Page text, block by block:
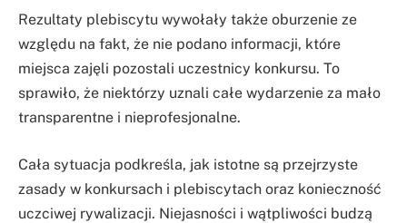
Rezultaty plebiscytu wywołały także oburzenie ze
względu na fakt, że nie podano informacji, które
miejsca zajęli pozostali uczestnicy konkursu. To
sprawiło, że niektórzy uznali całe wydarzenie za mało
transparentne i nieprofesjonalne.
Cała sytuacja podkreśla, jak istotne są przejrzyste
zasady w konkursach i plebiscytach oraz konieczność
uczciwej rywalizacji. Niejasności i wątpliwości budzą